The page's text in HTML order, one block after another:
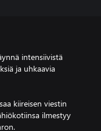
intensiivistä
ja uhkaavia
kiireisen viestin
ilmestyy